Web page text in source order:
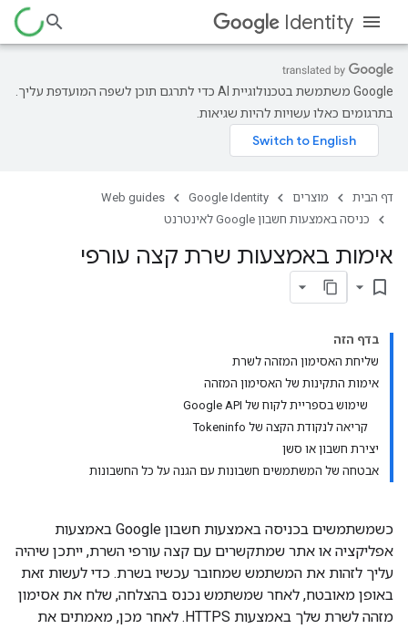
Identity
‫Google משתמשת בטכנולוגיית AI כדי לתרגם תוכן לשפה המועדפת עליך.
בתרגומים כאלו עשויות להיות שגיאות.
דף הבית מוצרים Google Identity
Web guides
כניסה באמצעות חשבון Google לאינטרנט
אימות באמצעות שרת קצה עורפי
bookmark_border
בדף הזה
שליחת האסימון המזהה לשרת
אימות התקינות של האסימון המזהה
שימוש בספריית לקוח של Google API
קריאה לנקודת הקצה של Tokeninfo
יצירת חשבון או סשן
אבטחה של המשתמשים חשבונות עם הגנה על כל החשבונות
כשמשתמשים בכניסה באמצעות חשבון Google באמצעות
אפליקציה או אתר שמתקשרים עם קצה עורפי השרת, ייתכן שיהיה
עליך לזהות את המשתמש שמחובר עכשיו בשרת. כדי לעשות זאת
באופן מאובטח, לאחר שמשתמש נכנס בהצלחה, שלח את אסימון
מזהה לשרת שלך באמצעות HTTPS. לאחר מכן, מאמתים את